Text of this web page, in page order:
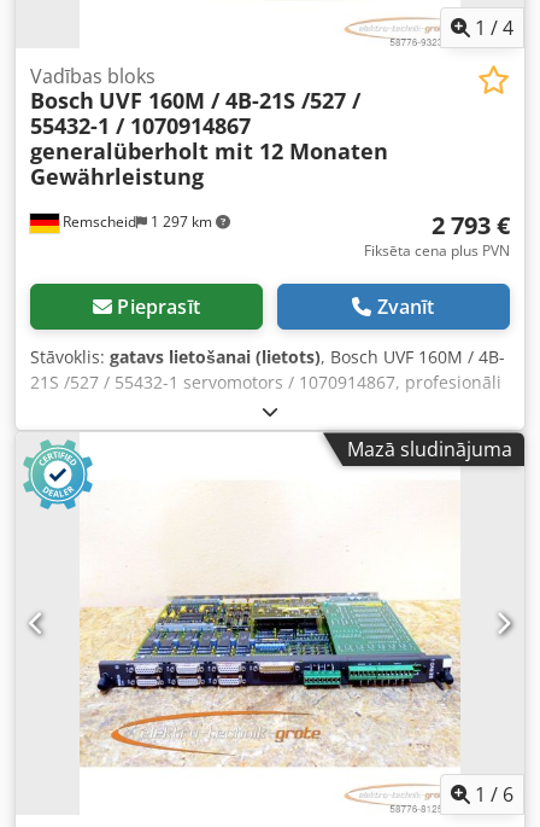
1 /4
Remscheid 1 297 km
Vadības bloks
Bosch UVF 160M / 4B-21S /527 /
55432-1 / 1070914867
generalüberholt mit 12 Monaten
Gewährleistung
2 793 €
Fiksēta cena plus PVN
Pieprasīt Zvanīt
Stāvoklis: gatavs lietošanai (lietots), Bosch UVF 160M / 4B-
21S /527 / 55432-1 servomotors / 1070914867, profesionāli
pilnībā atjaunots un pārbaudīts ar 12 mēnešu garantiju,
100% darba kārtībā, piegāde saskaņā ar fotogrāfijām. Šim
izstrādājumam neattiecas nolīgtās tirdzniecības atlaides.
Cenu lūdzam jautāt atsevišķi! UZMANĪBU: Iepakojuma un
transportēšanas izmaksas lūdzam jautāt atsevišķi! Credek
Mazā sludinājuma
1 / 6